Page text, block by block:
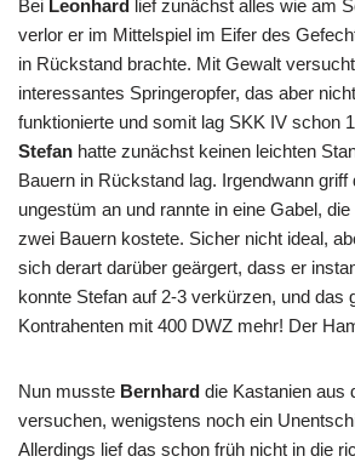
Bei Leonhard lief zunächst alles wie am
verlor er im Mittelspiel im Eifer des
in Rückstand brachte. Mit Gewalt
interessantes Springeropfer, das aber
funktionierte und somit lag SKK IV schon
Stefan hatte zunächst keinen leichten
Bauern in Rückstand lag. Irgendwann griff
ungestüm an und rannte in eine Gabel,
zwei Bauern kostete. Sicher nicht ideal,
sich derart darüber geärgert, dass er
konnte Stefan auf 2-3 verkürzen, und das
Kontrahenten mit 400 DWZ mehr! Der
Nun musste Bernhard die Kastanien aus
versuchen, wenigstens noch ein
Allerdings lief das schon früh nicht in die